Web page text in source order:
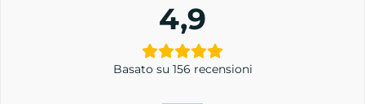
4,9
Basato su 156 recensioni